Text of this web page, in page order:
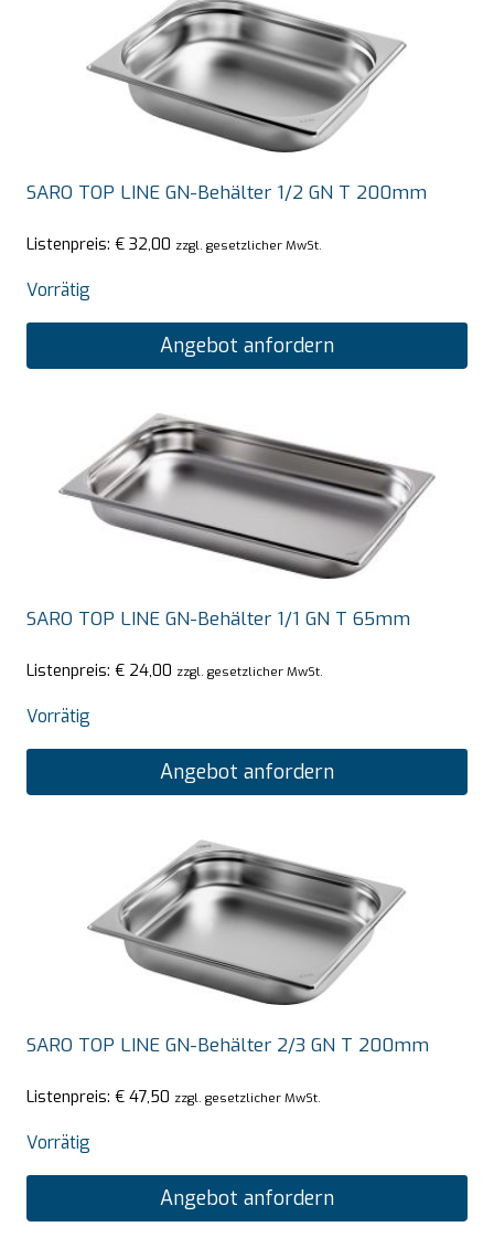
SARO TOP LINE GN-Behälter 1/2 GN T 200mm
Listenpreis: € 32,00 zzgl. gesetzlicher MwSt.
Vorrätig
Angebot anfordern
SARO TOP LINE GN-Behälter 1/1 GN T 65mm
Listenpreis: € 24,00 zzgl. gesetzlicher MwSt.
Vorrätig
Angebot anfordern
SARO TOP LINE GN-Behälter 2/3 GN T 200mm
Listenpreis: € 47,50 zzgl. gesetzlicher MwSt.
Vorrätig
Angebot anfordern